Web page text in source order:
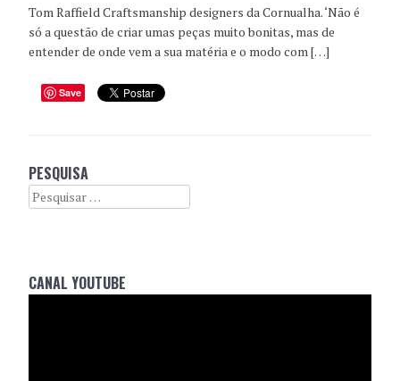
Tom Raffield Craftsmanship designers da Cornualha. ‘Não é
só a questão de criar umas peças muito bonitas, mas de
entender de onde vem a sua matéria e o modo com […]
Save
PESQUISA
Search
CANAL YOUTUBE